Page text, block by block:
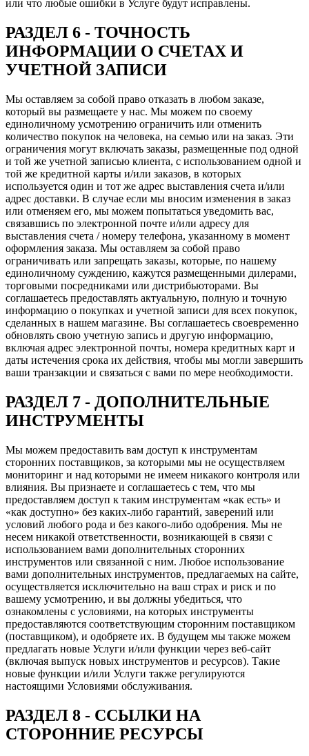
или что любые ошибки в Услуге будут исправлены.
РАЗДЕЛ 6 - ТОЧНОСТЬ
ИНФОРМАЦИИ О СЧЕТАХ И
УЧЕТНОЙ ЗАПИСИ
Мы оставляем за собой право отказать в любом заказе,
который вы размещаете у нас. Мы можем по своему
единоличному усмотрению ограничить или отменить
количество покупок на человека, на семью или на заказ. Эти
ограничения могут включать заказы, размещенные под одной
и той же учетной записью клиента, с использованием одной и
той же кредитной карты и/или заказов, в которых
используется один и тот же адрес выставления счета и/или
адрес доставки. В случае если мы вносим изменения в заказ
или отменяем его, мы можем попытаться уведомить вас,
связавшись по электронной почте и/или адресу для
выставления счета / номеру телефона, указанному в момент
оформления заказа. Мы оставляем за собой право
ограничивать или запрещать заказы, которые, по нашему
единоличному суждению, кажутся размещенными дилерами,
торговыми посредниками или дистрибьюторами. Вы
соглашаетесь предоставлять актуальную, полную и точную
информацию о покупках и учетной записи для всех покупок,
сделанных в нашем магазине. Вы соглашаетесь своевременно
обновлять свою учетную запись и другую информацию,
включая адрес электронной почты, номера кредитных карт и
даты истечения срока их действия, чтобы мы могли завершить
ваши транзакции и связаться с вами по мере необходимости.
РАЗДЕЛ 7 - ДОПОЛНИТЕЛЬНЫЕ
ИНСТРУМЕНТЫ
Мы можем предоставить вам доступ к инструментам
сторонних поставщиков, за которыми мы не осуществляем
мониторинг и над которыми не имеем никакого контроля или
влияния. Вы признаете и соглашаетесь с тем, что мы
предоставляем доступ к таким инструментам «как есть» и
«как доступно» без каких-либо гарантий, заверений или
условий любого рода и без какого-либо одобрения. Мы не
несем никакой ответственности, возникающей в связи с
использованием вами дополнительных сторонних
инструментов или связанной с ним. Любое использование
вами дополнительных инструментов, предлагаемых на сайте,
осуществляется исключительно на ваш страх и риск и по
вашему усмотрению, и вы должны убедиться, что
ознакомлены с условиями, на которых инструменты
предоставляются соответствующим сторонним поставщиком
(поставщиком), и одобряете их. В будущем мы также можем
предлагать новые Услуги и/или функции через веб-сайт
(включая выпуск новых инструментов и ресурсов). Такие
новые функции и/или Услуги также регулируются
настоящими Условиями обслуживания.
РАЗДЕЛ 8 - ССЫЛКИ НА
СТОРОННИЕ РЕСУРСЫ